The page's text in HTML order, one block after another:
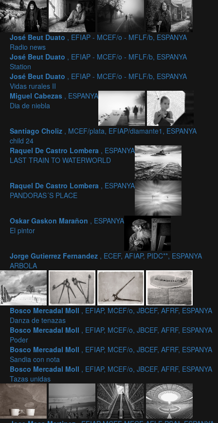
José Beut Duato , EFIAP - MCEF/o - MFLF/b, ESPANYA
Radio news
José Beut Duato , EFIAP - MCEF/o - MFLF/b, ESPANYA
Station
José Beut Duato , EFIAP - MCEF/o - MFLF/b, ESPANYA
Vidas rurales II
Miguel Cabezas , ESPANYA
Dia de niebla
Santiago Choliz , MCEF/plata, EFIAP/diamante1, ESPANYA
child 24
Raquel De Castro Lombera , ESPANYA
LAST TRAIN TO WATERWORLD
Raquel De Castro Lombera , ESPANYA
PANDORAS´S PLACE
Oskar Gaskon Marañon , ESPANYA
El pintor
Jorge Gutierrez Fernandez , ECEF, AFIAP, PIDC**, ESPANYA
ARBOLA
Bosco Mercadal Moll , EFIAP, MCEF/o, JBCEF, AFRF, ESPANYA
Danza de tenazas
Bosco Mercadal Moll , EFIAP, MCEF/o, JBCEF, AFRF, ESPANYA
Poder
Bosco Mercadal Moll , EFIAP, MCEF/o, JBCEF, AFRF, ESPANYA
Sandia con nota
Bosco Mercadal Moll , EFIAP, MCEF/o, JBCEF, AFRF, ESPANYA
Tazas unidas